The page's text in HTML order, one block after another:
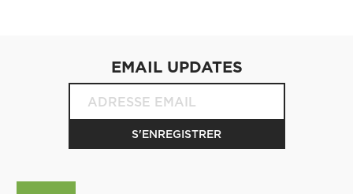
EMAIL UPDATES